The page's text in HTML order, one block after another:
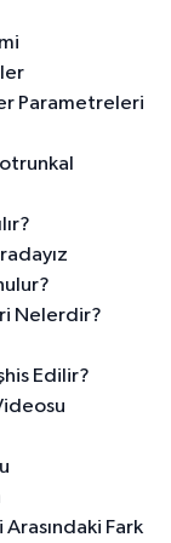
Parametreleri
Nelerdir?
Edilir?
Fark